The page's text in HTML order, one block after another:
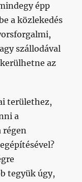
épp
a közlekedés
szállodával
az
területhez,
a
régen
tegyük úgy,